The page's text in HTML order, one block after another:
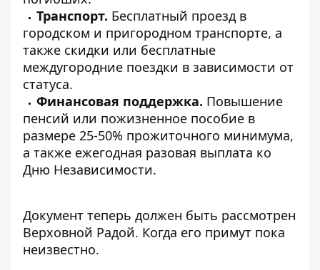
Транспорт. Бесплатный проезд в
городском и пригородном транспорте, а
также скидки или бесплатные
междугородние поездки в зависимости от
статуса.
Финансовая поддержка. Повышение
пенсий или пожизненное пособие в
размере 25-50% прожиточного минимума,
а также ежегодная разовая выплата ко
Дню Независимости.
Документ теперь должен быть рассмотрен
Верховной Радой. Когда его примут пока
неизвестно.